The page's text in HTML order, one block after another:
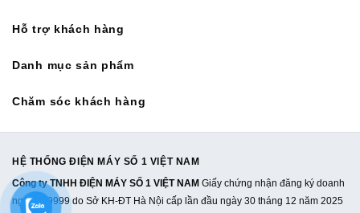
Hỗ trợ khách hàng
Danh mục sản phẩm
Chăm sóc khách hàng
HỆ THỐNG ĐIỆN MÁY SỐ 1 VIỆT NAM
Công ty TNHH ĐIỆN MÁY SỐ 1 VIỆT NAM Giấy chứng nhận đăng ký doanh
nghiệp: 9999 do Sở KH-ĐT Hà Nội cấp lần đầu ngày 30 tháng 12 năm 2025